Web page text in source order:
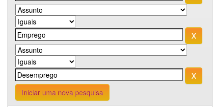
Iniciar uma nova pesquisa